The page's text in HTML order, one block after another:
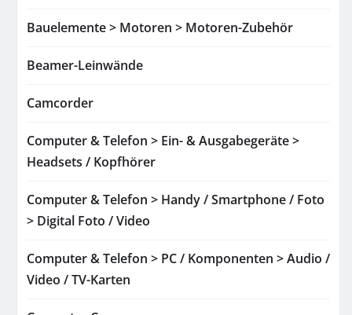
Bauelemente > Motoren > Motoren-Zubehör
Beamer-Leinwände
Camcorder
Computer & Telefon > Ein- & Ausgabegeräte >
Headsets / Kopfhörer
Computer & Telefon > Handy / Smartphone / Foto
> Digital Foto / Video
Computer & Telefon > PC / Komponenten > Audio /
Video / TV-Karten